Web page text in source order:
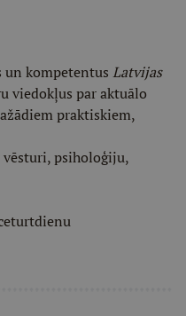
un kompetentus Latvijas
viedokļus par aktuālo
praktiskiem,
psiholoģiju,